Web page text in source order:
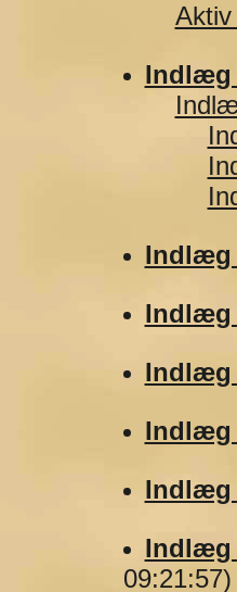
Indlæg
Indlæg
Indlæg
Indlæg
Indlæg
Indlæg
Indlæg
09:21:57)